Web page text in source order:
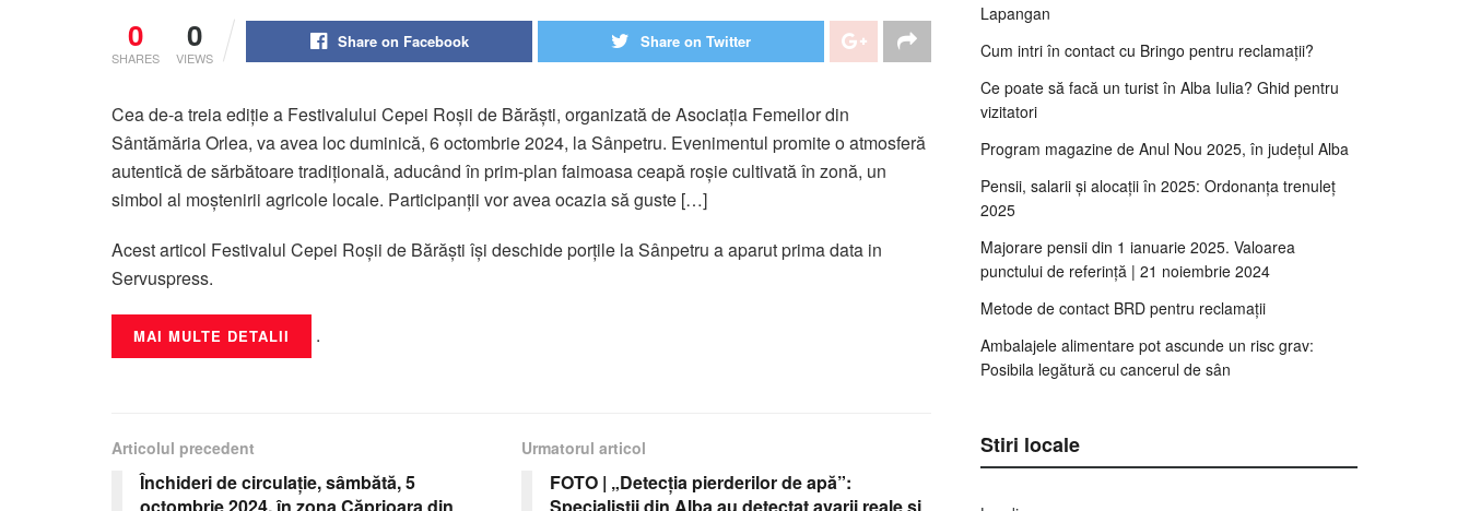
0
SHARES
0
VIEWS
Share on Facebook Share on Twitter
Cea de-a treia ediție a Festivalului Cepei Roșii de Bărăști, organizată de Asociația Femeilor din
Sântămăria Orlea, va avea loc duminică, 6 octombrie 2024, la Sânpetru. Evenimentul promite o atmosferă
autentică de sărbătoare tradițională, aducând în prim-plan faimoasa ceapă roșie cultivată în zonă, un
simbol al moștenirii agricole locale. Participanții vor avea ocazia să guste […]
Acest articol Festivalul Cepei Roșii de Bărăști își deschide porțile la Sânpetru a aparut prima data in
Servuspress.
MAI MULTE DETALII .
Articolul precedent
Închideri de circulație, sâmbătă, 5
octombrie 2024, în zona Căprioara din
Urmatorul articol
FOTO | „Detecția pierderilor de apă”:
Specialiștii din Alba au detectat avarii reale și
Lapangan
Cum intri în contact cu Bringo pentru reclamații?
Ce poate să facă un turist în Alba Iulia? Ghid pentru
vizitatori
Program magazine de Anul Nou 2025, în județul Alba
Pensii, salarii și alocații în 2025: Ordonanța trenuleț
2025
Majorare pensii din 1 ianuarie 2025. Valoarea
punctului de referință | 21 noiembrie 2024
Metode de contact BRD pentru reclamații
Ambalajele alimentare pot ascunde un risc grav:
Posibila legătură cu cancerul de sân
Stiri locale